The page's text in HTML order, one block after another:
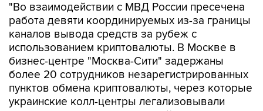
"Во взаимодействии с МВД России пресечена
работа девяти координируемых из-за границы
каналов вывода средств за рубеж с
использованием криптовалюты. В Москве в
бизнес-центре "Москва-Сити" задержаны
более 20 сотрудников незарегистрированных
пунктов обмена криптовалюты, через которые
украинские колл-центры легализовывали